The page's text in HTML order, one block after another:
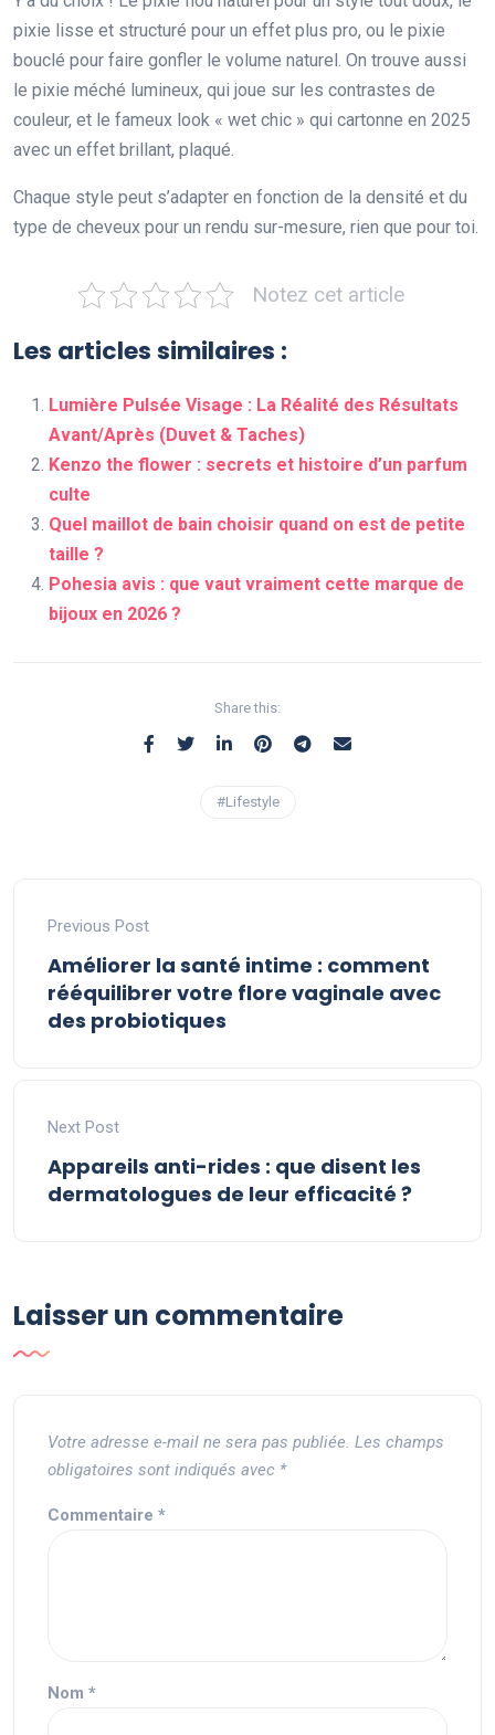
pixie lisse et structuré pour un effet plus pro, ou le pixie
bouclé pour faire gonfler le volume naturel. On trouve aussi
le pixie méché lumineux, qui joue sur les contrastes de
couleur, et le fameux look « wet chic » qui cartonne en 2025
avec un effet brillant, plaqué.
Chaque style peut s’adapter en fonction de la densité et du
type de cheveux pour un rendu sur-mesure, rien que pour toi.
Notez cet article
Les articles similaires :
Lumière Pulsée Visage : La Réalité des Résultats
Avant/Après (Duvet & Taches)
Kenzo the flower : secrets et histoire d’un parfum
culte
Quel maillot de bain choisir quand on est de petite
taille ?
Pohesia avis : que vaut vraiment cette marque de
bijoux en 2026 ?
Share this:
#Lifestyle
Previous Post
Améliorer la santé intime : comment
rééquilibrer votre flore vaginale avec
des probiotiques
Next Post
Appareils anti-rides : que disent les
dermatologues de leur efficacité ?
Laisser un commentaire
Votre adresse e-mail ne sera pas publiée. Les champs
obligatoires sont indiqués avec *
Commentaire *
Nom *